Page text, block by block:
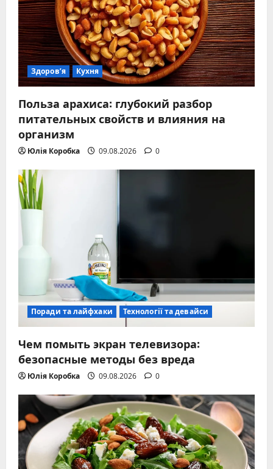
Здоров’я Кухня
Польза арахиса: глубокий разбор
питательных свойств и влияния на
организм
Юлія Коробка 09.08.2026 0
Поради та лайфхаки Технології та девайси
Чем помыть экран телевизора:
безопасные методы без вреда
Юлія Коробка 09.08.2026 0